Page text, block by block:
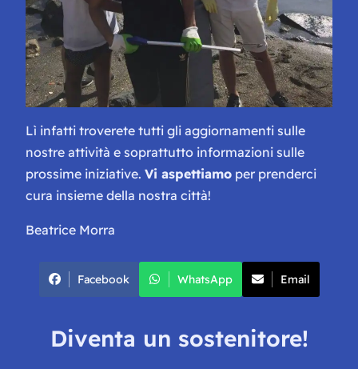
Lì infatti troverete tutti gli aggiornamenti sulle
nostre attività e soprattutto informazioni sulle
prossime iniziative. Vi aspettiamo per prenderci
cura insieme della nostra città!
Beatrice Morra
Facebook WhatsApp Email
Diventa un sostenitore!